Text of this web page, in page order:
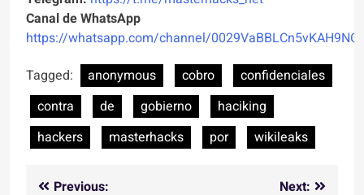
Canal de WhatsApp
https://whatsapp.com/channel/
Tagged:
anonymous cobro
confidenciales
contra
de gobierno
haciking
hackers
masterhacks por wikileaks
Previous:
Next: